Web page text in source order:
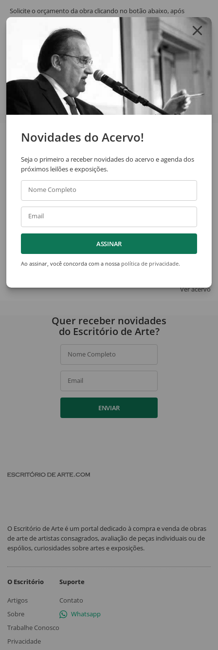
Solicite o orçamento da obra clicando no botão abaixo, após
confirmar o pedido de solicitação a resposta será enviada por email.
SOLICITAR ORÇAMENTO SOLICITAR VIA WHATSAPP
Compartilhar
Veja também
Sem Título
Alegoria de "Gabriela, Cravo
Ver acervo
Novidades do Acervo!
Seja o primeiro a receber novidades do acervo e agenda dos
próximos leilões e exposições.
Nome Completo
Email
ASSINAR
Ao assinar, você concorda com a nossa política de privacidade.
Quer receber novidades
do Escritório de Arte?
Nome Completo
Email
ENVIAR
O Escritório de Arte é um portal dedicado à compra e venda de obras
de arte de artistas consagrados, avaliação de peças individuais ou de
espólios, curiosidades sobre artes e exposições.
O Escritório
Artigos
Sobre
Trabalhe Conosco
Privacidade
Suporte
Contato
Whatsapp